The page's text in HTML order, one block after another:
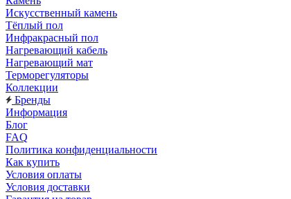
Искусственный камень
Тёплый пол
Инфракрасный пол
Нагревающий кабель
Нагревающий мат
Терморегуляторы
Коллекции
Бренды
Информация
Блог
FAQ
Политика конфиденциальности
Как купить
Условия оплаты
Условия доставки